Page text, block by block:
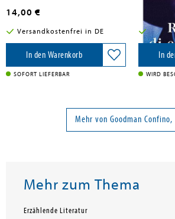
14,00 €
Versandkostenfrei in DE
In den Warenkorb
SOFORT LIEFERBAR
In
WIRD
Mehr von Goodman Confino,
Mehr zum Thema
Erzählende Literatur